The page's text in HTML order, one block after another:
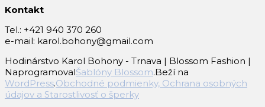
Kontakt
Tel.: +421 940 370 260
e-mail: karol.bohony@gmail.com
Hodinárstvo Karol Bohony - Trnava | Blossom Fashion |
NaprogramovalŠablóny Blossom.Beží na
WordPress.Obchodné podmienky, Ochrana osobných
údajov a Starostlivosť o šperky